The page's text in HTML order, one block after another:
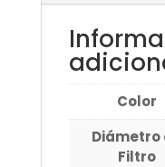
Color
Diámetro
Filtro